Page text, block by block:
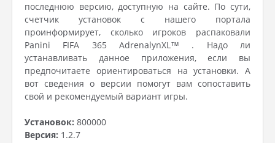
последнюю версию, доступную на сайте. По сути,
счетчик установок с нашего портала
проинформирует, сколько игроков распаковали
Panini FIFA 365 AdrenalynXL™ . Надо ли
устанавливать данное приложения, если вы
предпочитаете ориентироваться на установки. А
вот сведения о версии помогут вам сопоставить
свой и рекомендуемый вариант игры.
Установок: 800000
Версия: 1.2.7